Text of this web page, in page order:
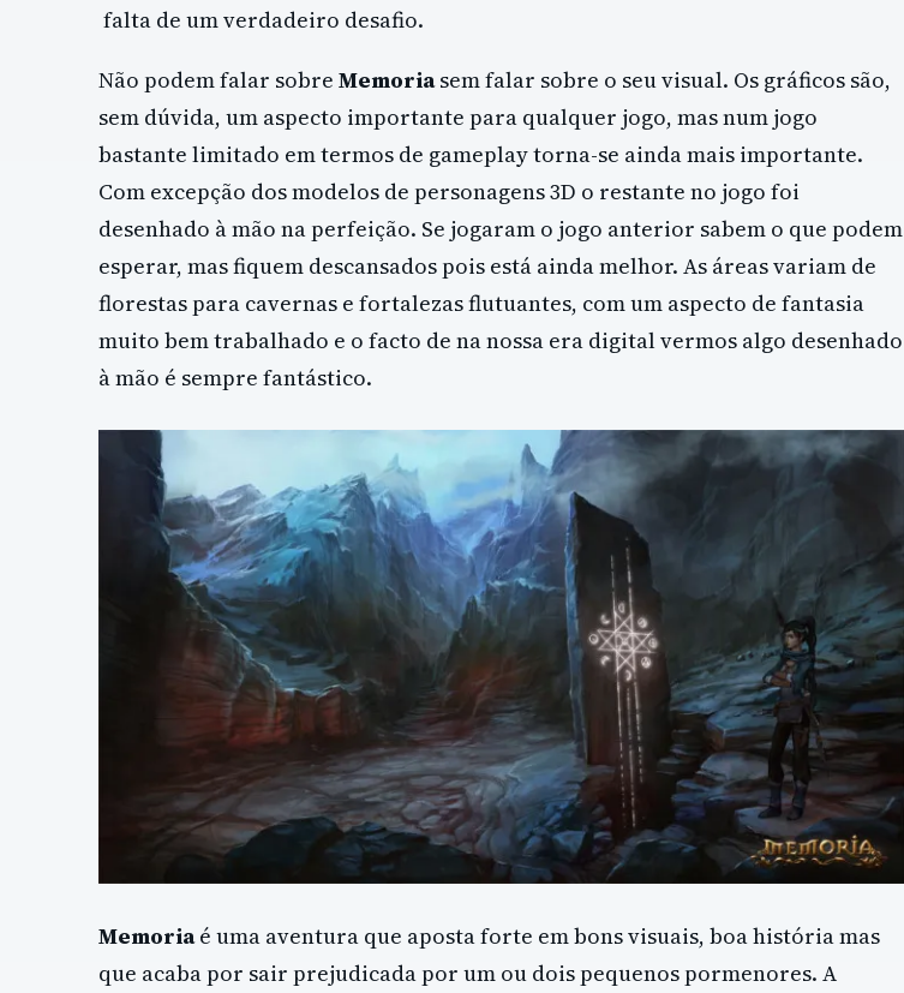
falta de um verdadeiro desafio.
Não podem falar sobre Memoriasem falar sobre o seu visual. Os gráficos são,
sem dúvida, um aspecto importante para qualquer jogo, mas num jogo
bastante limitado em termos de gameplay torna-se ainda mais importante.
Com excepção dos modelos de personagens 3D o restante no jogo foi
desenhado à mão na perfeição. Se jogaram o jogo anterior sabem o que podem
esperar, mas fiquem descansados pois está ainda melhor. As áreas variam de
florestas para cavernas e fortalezas flutuantes, com um aspecto de fantasia
muito bem trabalhado e o facto de na nossa era digital vermos algo desenhado
à mão é sempre fantástico.
Memoriaé uma aventura que aposta forte em bons visuais, boa história mas
que acaba por sair prejudicada por um ou dois pequenos pormenores. A